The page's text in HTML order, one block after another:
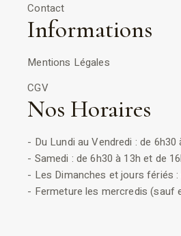
Contact
Informations
Mentions Légales
CGV
Nos Horaires
- Du Lundi au Vendredi : de 6h30
- Samedi : de 6h30 à 13h et de
- Les Dimanches et jours fériés :
- Fermeture les mercredis (sauf